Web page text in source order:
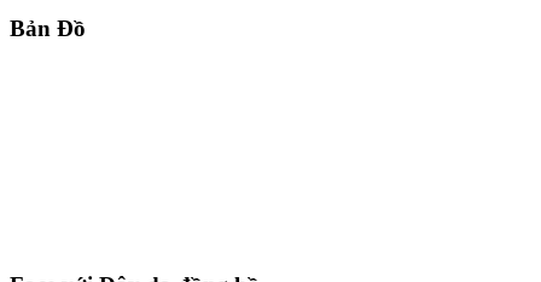
Bản Đồ